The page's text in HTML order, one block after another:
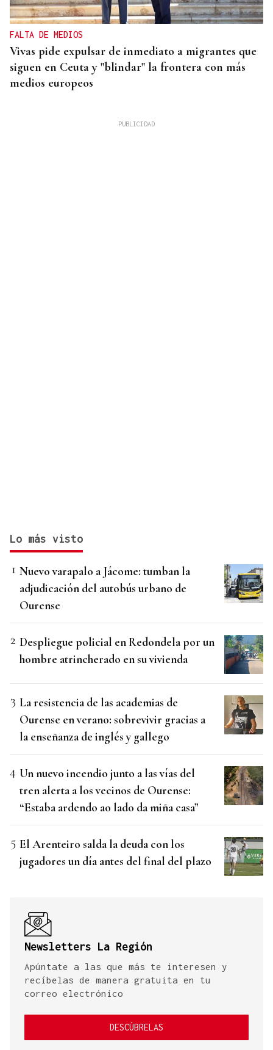
FALTA DE MEDIOS
Vivas pide expulsar de inmediato a migrantes que
siguen en Ceuta y "blindar" la frontera con más
medios europeos
Lo más visto
Nuevo varapalo a Jácome: tumban la
adjudicación del autobús urbano de
Ourense
Despliegue policial en Redondela por un
hombre atrincherado en su vivienda
La resistencia de las academias de
Ourense en verano: sobrevivir gracias a
la enseñanza de inglés y gallego
Un nuevo incendio junto a las vías del
tren alerta a los vecinos de Ourense:
“Estaba ardendo ao lado da miña casa”
El Arenteiro salda la deuda con los
jugadores un día antes del final del plazo
Newsletters La Región
Apúntate a las que más te interesen y
recíbelas de manera gratuita en tu
correo electrónico
DESCÚBRELAS